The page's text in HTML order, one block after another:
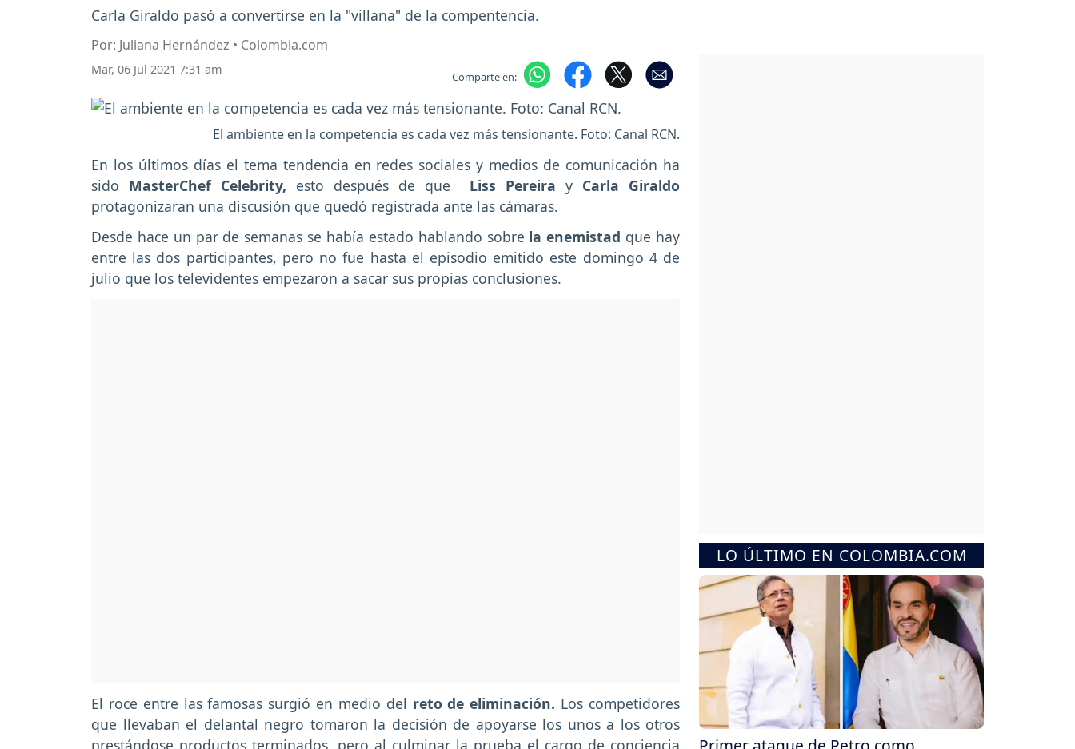
Carla Giraldo pasó a convertirse en la "villana" de la compentencia.
Por: Juliana Hernández • Colombia.com
Mar, 06 Jul 2021 7:31 am Comparte en:
El ambiente en la competencia es cada vez más tensionante. Foto: Canal RCN.
En los últimos días el tema tendencia en redes sociales y medios de comunicación ha
sido MasterChef Celebrity, esto después de que Liss Pereira y Carla Giraldo
protagonizaran una discusión que quedó registrada ante las cámaras.
Desde hace un par de semanas se había estado hablando sobre la enemistad que hay
entre las dos participantes, pero no fue hasta el episodio emitido este domingo 4 de
julio que los televidentes empezaron a sacar sus propias conclusiones.
El roce entre las famosas surgió en medio del reto de eliminación. Los competidores
que llevaban el delantal negro tomaron la decisión de apoyarse los unos a los otros
prestándose productos terminados, pero al culminar la prueba el cargo de conciencia
LO ÚLTIMO EN COLOMBIA.COM